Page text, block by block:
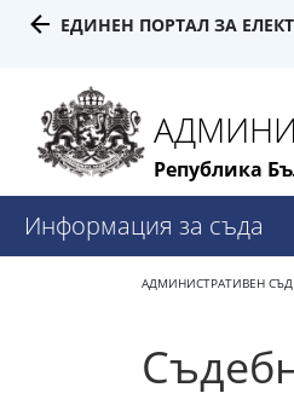
ЕДИНЕН ПОРТАЛ ЗА
Република
Информация за съда
АДМИНИСТРАТИВЕН